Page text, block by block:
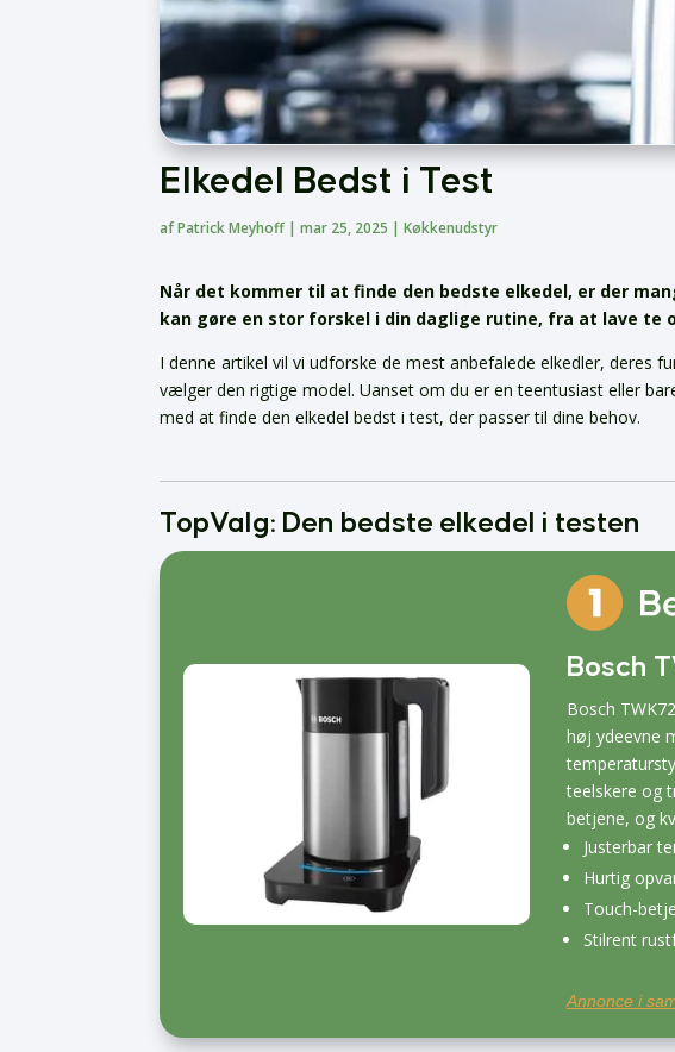
Elkedel Bedst i Test
afPatrick Meyhoff |mar 25, 2025 |Køkkenudstyr
Når det kommer til at finde den bedste elkedel, er der
kan gøre en stor forskel i din daglige rutine, fra at lave te
I denne artikel vil vi udforske de mest anbefalede elkedler,
vælger den rigtige model. Uanset om du er en teentusiast eller
med at finde den elkedel bedst i test, der passer til dine behov.
TopValg: Den bedste elkedel i testen
Bosch
Bosch
høj ydeevne
teelskere og
betjene, og
Justerbar
Hurtig
Touch-
Stilrent
Annonce i